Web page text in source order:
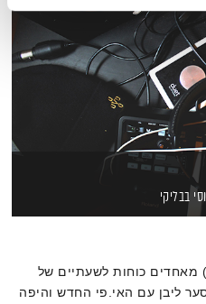
בבליקי
מאחדים כוחות לשעתיים של
ליבן עם האי.פי החדש והיפה